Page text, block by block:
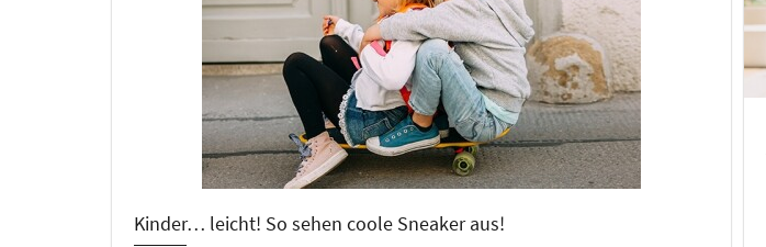
Kinder… leicht! So sehen coole Sneaker aus!